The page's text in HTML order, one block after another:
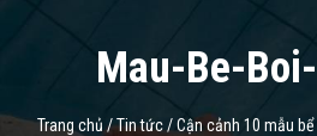
Mau-Be-
Trang chủ/Tin tức/Cận cảnh 10 mẫu